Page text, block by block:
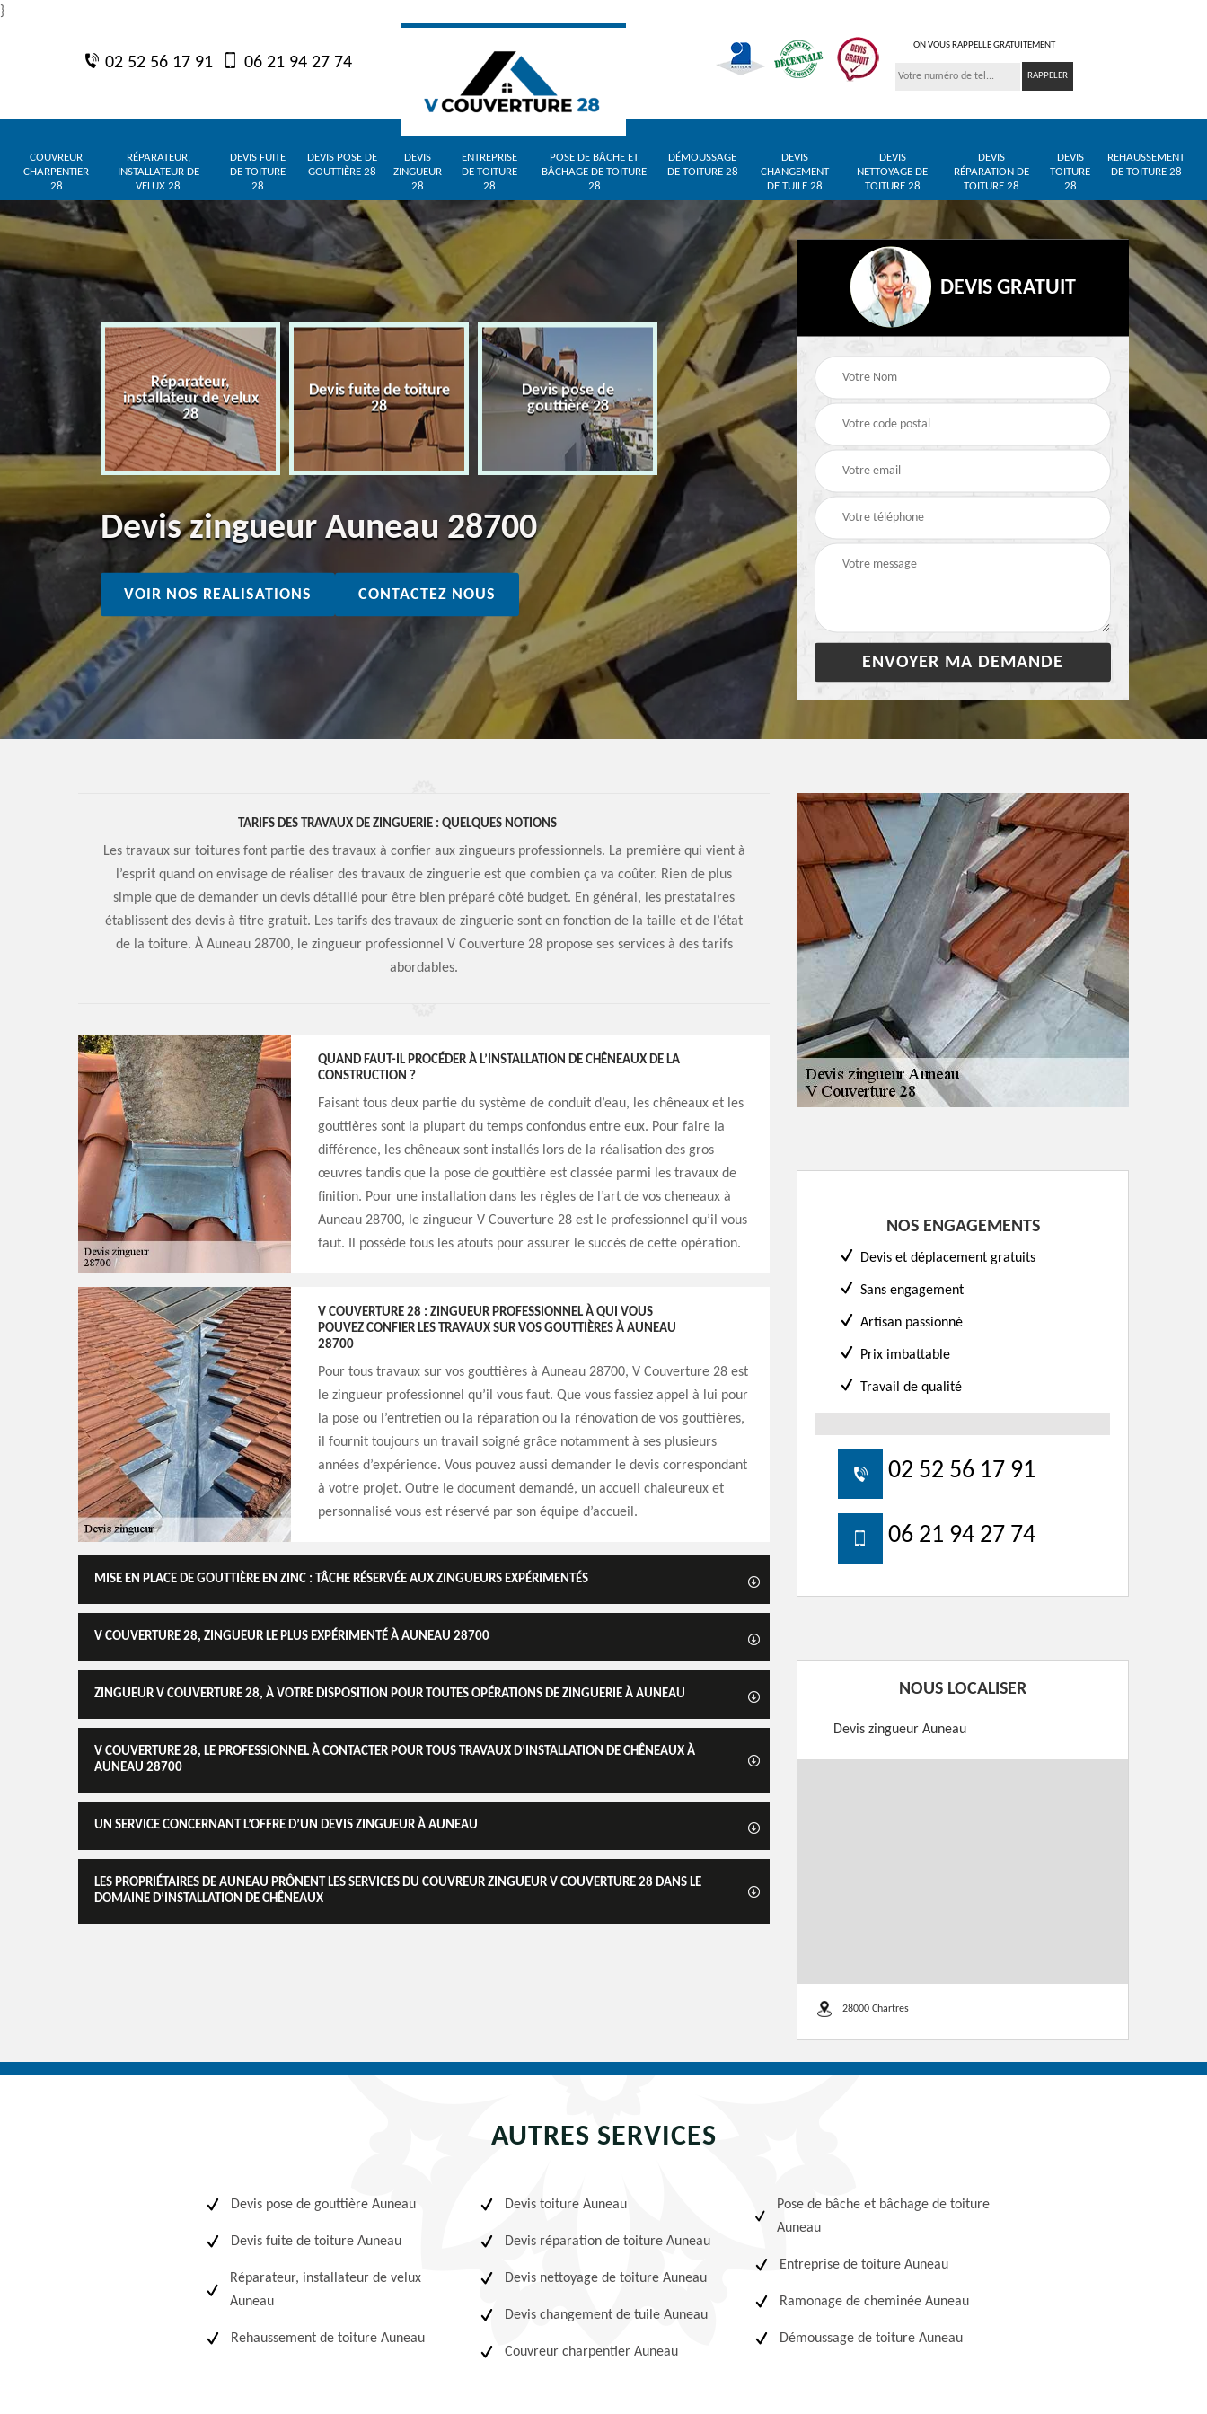
}
02 52 56 17 91 06 21 94 27 74
ON VOUS RAPPELLE GRATUITEMENT
COUVREUR
CHARPENTIER
28
RÉPARATEUR,
INSTALLATEUR DE
VELUX 28
DEVIS FUITE
DE TOITURE
28
DEVIS POSE DE
GOUTTIÈRE 28
DEVIS
ZINGUEUR
28
ENTREPRISE
DE TOITURE
28
POSE DE BÂCHE ET
BÂCHAGE DE TOITURE
28
DÉMOUSSAGE
DE TOITURE 28
DEVIS
CHANGEMENT
DE TUILE 28
DEVIS
NETTOYAGE DE
TOITURE 28
DEVIS
RÉPARATION DE
TOITURE 28
DEVIS
TOITURE
28
REHAUSSEMENT
DE TOITURE 28
Réparateur,
installateur de velux
28
Devis fuite de toiture
28
Devis pose de
gouttière 28
Devis zingueur 28
28
Pose de bâche et
bâchage de toiture 28
Devis zingueur Auneau 28700
VOIR NOS REALISATIONS CONTACTEZ NOUS
DEVIS GRATUIT
TARIFS DES TRAVAUX DE ZINGUERIE : QUELQUES NOTIONS
Les travaux sur toitures font partie des travaux à confier aux zingueurs professionnels. La première qui vient à
l’esprit quand on envisage de réaliser des travaux de zinguerie est que combien ça va coûter. Rien de plus
simple que de demander un devis détaillé pour être bien préparé côté budget. En général, les prestataires
établissent des devis à titre gratuit. Les tarifs des travaux de zinguerie sont en fonction de la taille et de l’état
de la toiture. À Auneau 28700, le zingueur professionnel V Couverture 28 propose ses services à des tarifs
abordables.
QUAND FAUT-IL PROCÉDER À L’INSTALLATION DE CHÊNEAUX DE LA
CONSTRUCTION ?
Faisant tous deux partie du système de conduit d’eau, les chêneaux et les
gouttières sont la plupart du temps confondus entre eux. Pour faire la
différence, les chêneaux sont installés lors de la réalisation des gros
œuvres tandis que la pose de gouttière est classée parmi les travaux de
finition. Pour une installation dans les règles de l’art de vos cheneaux à
Auneau 28700, le zingueur V Couverture 28 est le professionnel qu’il vous
faut. Il possède tous les atouts pour assurer le succès de cette opération.
V COUVERTURE 28 : ZINGUEUR PROFESSIONNEL À QUI VOUS
POUVEZ CONFIER LES TRAVAUX SUR VOS GOUTTIÈRES À AUNEAU
28700
Pour tous travaux sur vos gouttières à Auneau 28700, V Couverture 28 est
le zingueur professionnel qu’il vous faut. Que vous fassiez appel à lui pour
la pose ou l’entretien ou la réparation ou la rénovation de vos gouttières,
il fournit toujours un travail soigné grâce notamment à ses plusieurs
années d’expérience. Vous pouvez aussi demander le devis correspondant
à votre projet. Outre le document demandé, un accueil chaleureux et
personnalisé vous est réservé par son équipe d’accueil.
MISE EN PLACE DE GOUTTIÈRE EN ZINC : TÂCHE RÉSERVÉE AUX ZINGUEURS EXPÉRIMENTÉS
V COUVERTURE 28, ZINGUEUR LE PLUS EXPÉRIMENTÉ À AUNEAU 28700
ZINGUEUR V COUVERTURE 28, À VOTRE DISPOSITION POUR TOUTES OPÉRATIONS DE ZINGUERIE À AUNEAU
V COUVERTURE 28, LE PROFESSIONNEL À CONTACTER POUR TOUS TRAVAUX D’INSTALLATION DE CHÊNEAUX À
AUNEAU 28700
UN SERVICE CONCERNANT L’OFFRE D’UN DEVIS ZINGUEUR À AUNEAU
LES PROPRIÉTAIRES DE AUNEAU PRÔNENT LES SERVICES DU COUVREUR ZINGUEUR V COUVERTURE 28 DANS LE
DOMAINE D’INSTALLATION DE CHÊNEAUX
NOS ENGAGEMENTS
Devis et déplacement gratuits
Sans engagement
Artisan passionné
Prix imbattable
Travail de qualité
02 52 56 17 91
06 21 94 27 74
NOUS LOCALISER
Devis zingueur Auneau
28000 Chartres
AUTRES SERVICES
Devis pose de gouttière Auneau
Devis fuite de toiture Auneau
Réparateur, installateur de velux
Auneau
Rehaussement de toiture Auneau
Devis toiture Auneau
Devis réparation de toiture Auneau
Devis nettoyage de toiture Auneau
Devis changement de tuile Auneau
Couvreur charpentier Auneau
Pose de bâche et bâchage de toiture
Auneau
Entreprise de toiture Auneau
Ramonage de cheminée Auneau
Démoussage de toiture Auneau